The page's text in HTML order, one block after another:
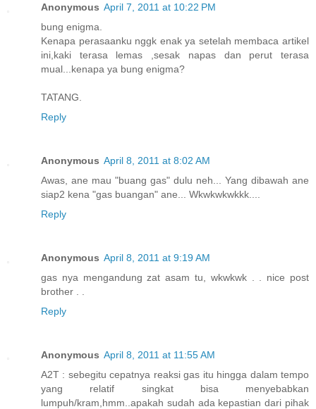
Anonymous April 7, 2011 at 10:22 PM
bung enigma.
Kenapa perasaanku nggk enak ya setelah membaca artikel
ini,kaki terasa lemas ,sesak napas dan perut terasa
mual...kenapa ya bung enigma?
TATANG.
Reply
Anonymous April 8, 2011 at 8:02 AM
Awas, ane mau "buang gas" dulu neh... Yang dibawah ane
siap2 kena "gas buangan" ane... Wkwkwkwkkk....
Reply
Anonymous April 8, 2011 at 9:19 AM
gas nya mengandung zat asam tu, wkwkwk . . nice post
brother . .
Reply
Anonymous April 8, 2011 at 11:55 AM
A2T : sebegitu cepatnya reaksi gas itu hingga dalam tempo
yang relatif singkat bisa menyebabkan
lumpuh/kram,hmm..apakah sudah ada kepastian dari pihak